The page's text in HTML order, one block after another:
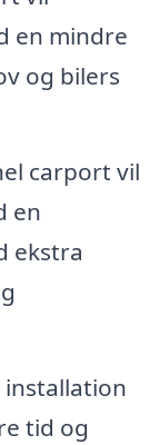
en mindre
og bilers
carport vil
en
ekstra
installation
tid og